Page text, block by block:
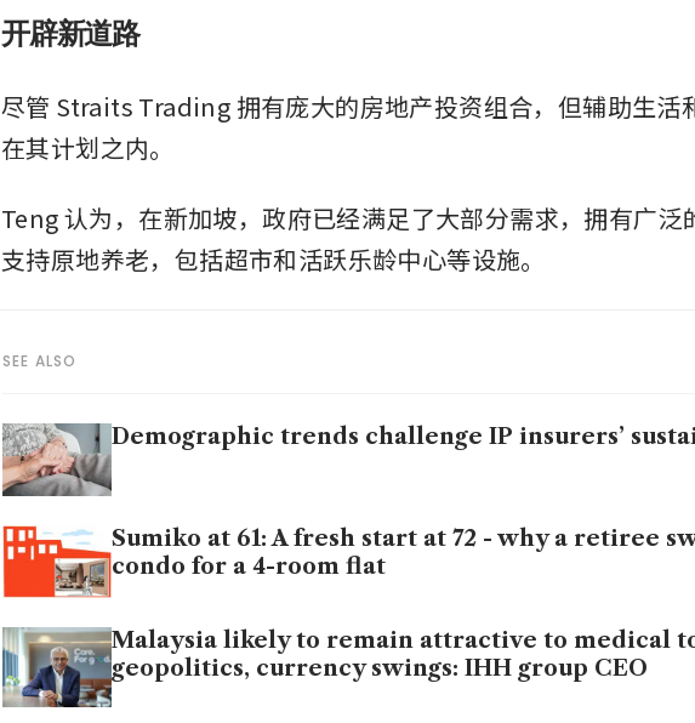
开辟新道路
尽管 Straits Trading 拥有庞大的房地产投资组合，但辅助生活
在其计划之内。
Teng 认为，在新加坡，政府已经满足了大部分需求，拥有广泛
支持原地养老，包括超市和活跃乐龄中心等设施。
SEE ALSO
Demographic trends challenge IP insurers’
Sumiko at 61: A fresh start at 72 - why a retiree
condo for a 4-room flat
Malaysia likely to remain attractive to medical
geopolitics, currency swings: IHH group CEO